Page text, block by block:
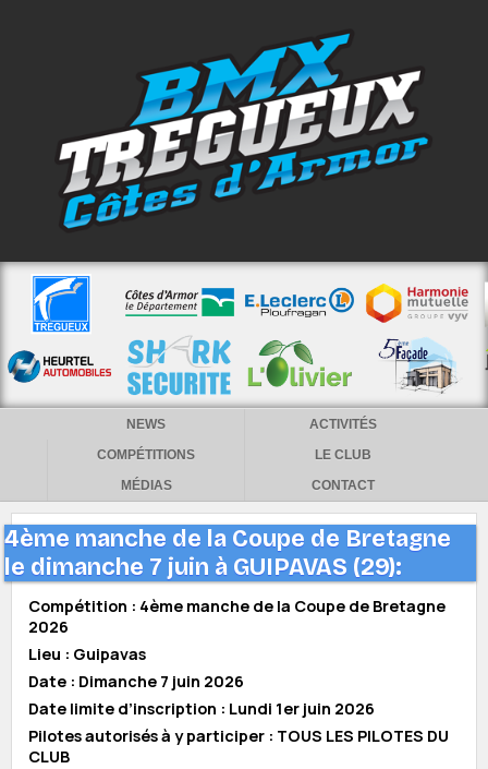
NEWS
ACTIVITÉS
COMPÉTITIONS
LE CLUB
MÉDIAS
CONTACT
4ème manche de la Coupe de Bretagne
le dimanche 7 juin à GUIPAVAS (29):
Compétition : 4ème manche de la Coupe de Bretagne
2026
Lieu : Guipavas
Date : Dimanche 7 juin 2026
Date limite d’inscription : Lundi 1er juin 2026
Pilotes autorisés à y participer : TOUS LES PILOTES DU
CLUB